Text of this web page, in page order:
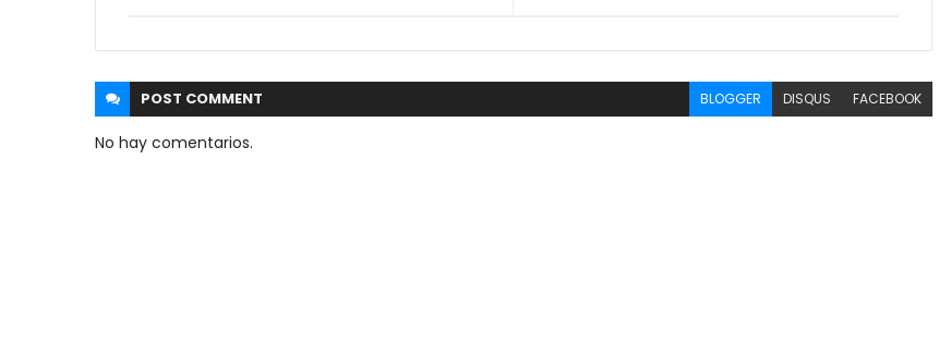
POST COMMENT BLOGGER DISQUS FACEBOOK
No hay comentarios.